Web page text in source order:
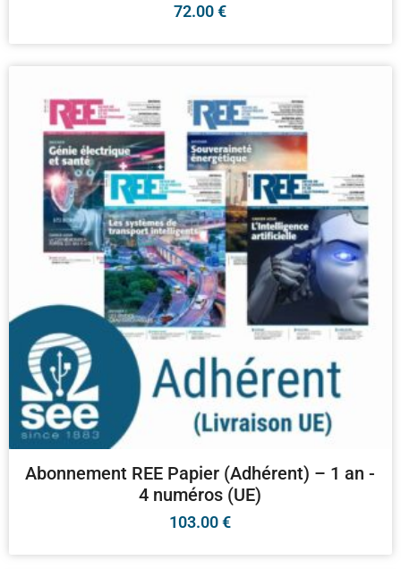
72.00€
Abonnement REE Papier (Adhérent) – 1 an -
4 numéros (UE)
103.00€